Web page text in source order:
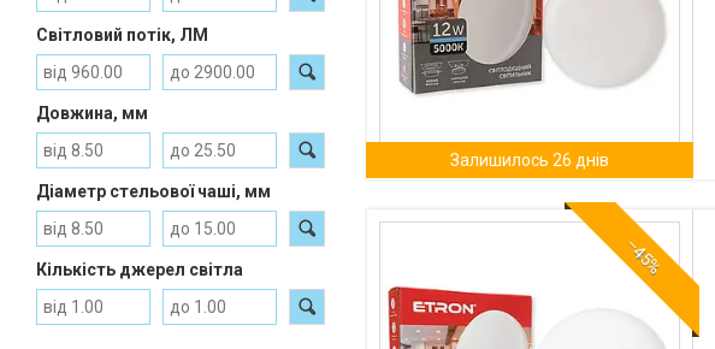
Світловий потік, ЛМ
Довжина, мм
Діаметр стельової чаші, мм
Кількість джерел світла
Залишилось 26 днів
–45%